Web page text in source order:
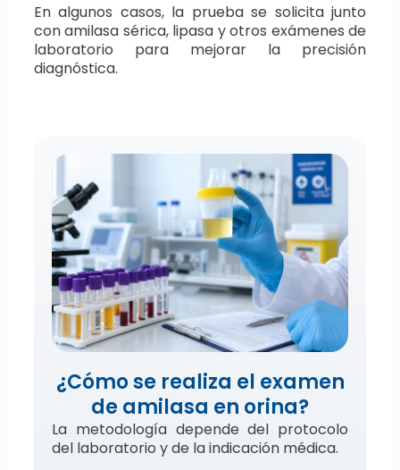
En algunos casos, la prueba se solicita junto
con amilasa sérica, lipasa y otros exámenes de
laboratorio para mejorar la precisión
diagnóstica.
¿Cómo se realiza el examen
de amilasa en orina?
La metodología depende del protocolo
del laboratorio y de la indicación médica.